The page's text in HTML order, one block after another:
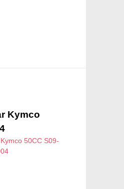
Kymco